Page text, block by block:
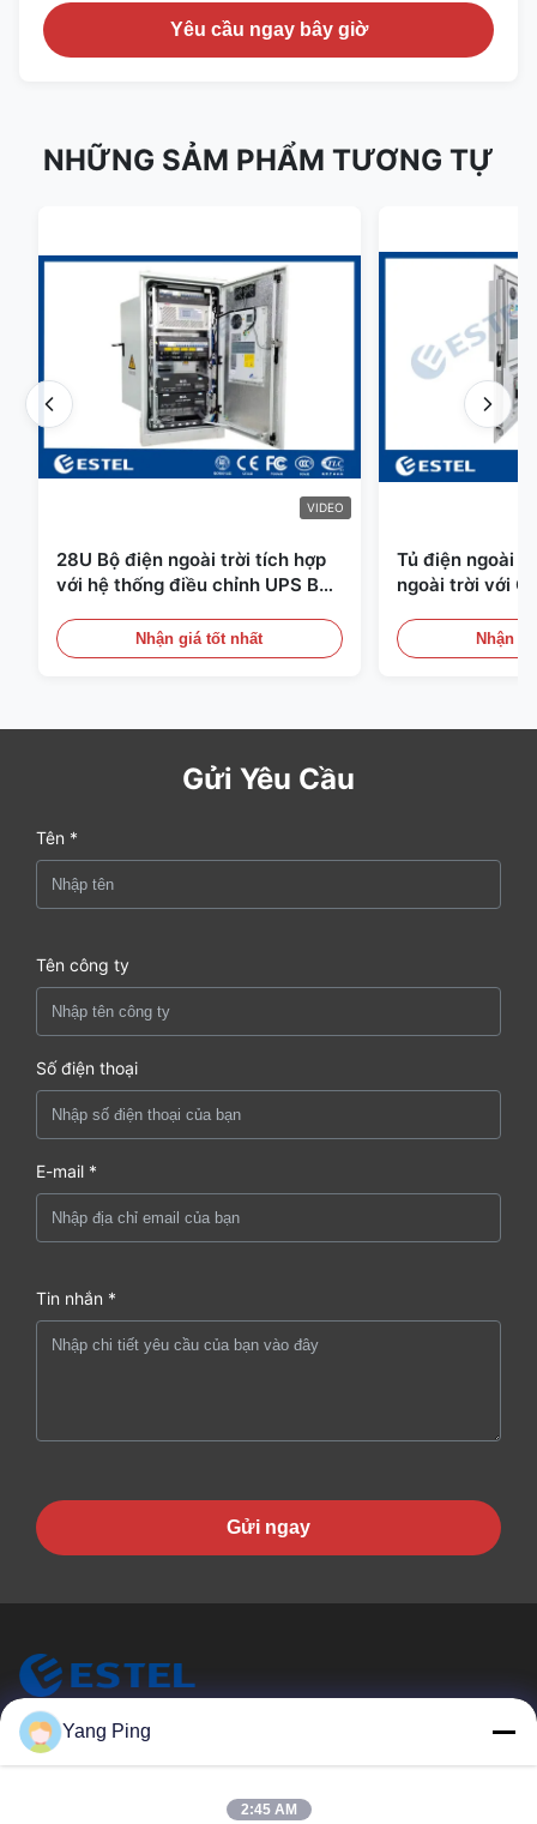
Yêu cầu ngay bây giờ
NHỮNG SẢM PHẨM TƯƠNG TỰ
VIDEO
28U Bộ điện ngoài trời tích hợp
với hệ thống điều chỉnh UPS Bộ
Nhận giá tốt nhất
Tủ điện ngoài
ngoài trời với
Nhận
Gửi Yêu Cầu
Tên *
Tên công ty
Số điện thoại
E-mail *
Tin nhắn *
Gửi ngay
ESTEL (GUANGDONG) TECHNOLOGY CO., LTD.
Yang Ping
2:45 AM